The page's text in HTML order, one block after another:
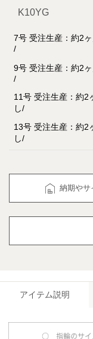
K10YG
7号 受注生産：約2
9号 受注生産：約2
11号 受注生産：約2
し
13号 受注生産：約2
し
納期やサ
アイテム説明